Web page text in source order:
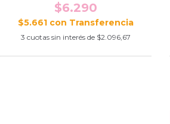
$6.290
$5.661 con
3 cuotas sin interés de $2.096,67